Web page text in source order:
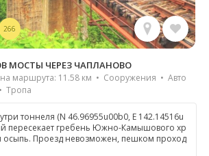
266
МОСТЫ ЧЕРЕЗ ЧАПЛАНОВО
маршрута: 11.58 км • Сооружения • Авто
Тропа
тоннеля (N 46.96955u00b0, E 142.14516u
пересекает гребень Южно-Камышового хр
осыпь. Проезд невозможен, пешком проход